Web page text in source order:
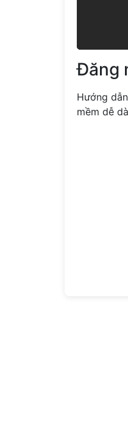
Đăng
Hướng
mềm dễ